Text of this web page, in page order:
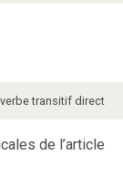
verbe transitif direct
de l’article